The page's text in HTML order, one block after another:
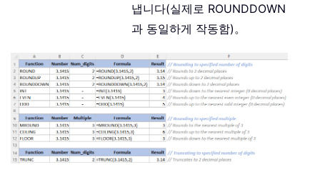
냅니다(실제로 ROUNDDOWN
과 동일하게 작동함)。